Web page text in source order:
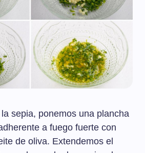
sepia, ponemos una plancha
a fuego fuerte con
de oliva. Extendemos el